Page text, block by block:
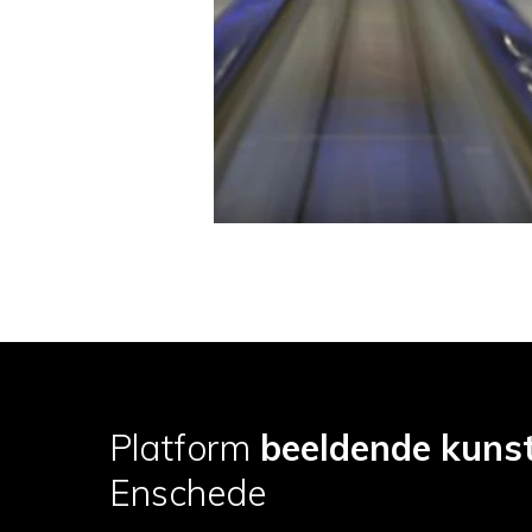
Platform beeldende
Enschede